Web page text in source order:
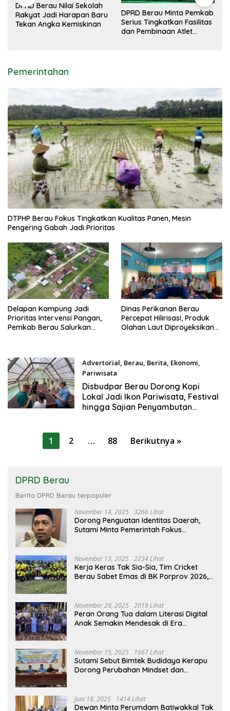
DPRD Berau Nilai Sekolah
Rakyat Jadi Harapan Baru
Tekan Angka Kemiskinan
DPRD Berau Minta Pemkab
Serius Tingkatkan Fasilitas
dan Pembinaan Atlet
Pemerintahan
DTPHP Berau Fokus Tingkatkan Kualitas Panen, Mesin
Pengering Gabah Jadi Prioritas
Delapan Kampung Jadi
Prioritas Intervensi Pangan,
Pemkab Berau Salurkan
Dinas Perikanan Berau
Percepat Hilirisasi, Produk
Olahan Laut Diproyeksikan
Advertorial, Berau, Berita, Ekonomi,
Pariwisata
Agustus 1, 2026
Disbudpar Berau Dorong Kopi
Lokal Jadi Ikon Pariwisata, Festival
hingga Sajian Penyambutan
Paginasi
1 2 … 88 Berikutnya »
DPRD Berau
Berita DPRD Berau terpopuler
November 14, 2025 3266 Lihat
Dorong Penguatan Identitas Daerah,
Sutami Minta Pemerintah Fokus
November 13, 2025 2234 Lihat
Kerja Keras Tak Sia-Sia, Tim Cricket
Berau Sabet Emas di BK Porprov 2026,
November 29, 2025 2019 Lihat
Peran Orang Tua dalam Literasi Digital
Anak Semakin Mendesak di Era
November 15, 2025 1667 Lihat
Sutami Sebut Bimtek Budidaya Kerapu
Dorong Perubahan Mindset dan
Juni 18, 2025 1414 Lihat
Dewan Minta Perumdam Batiwakkal Tak